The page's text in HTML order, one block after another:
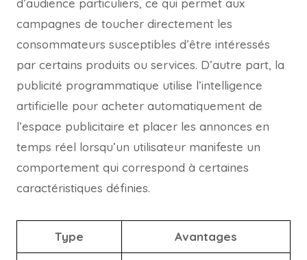
d’audience particuliers, ce qui permet aux
campagnes de toucher directement les
consommateurs susceptibles d’être intéressés
par certains produits ou services. D’autre part, la
publicité programmatique utilise l’intelligence
artificielle pour acheter automatiquement de
l’espace publicitaire et placer les annonces en
temps réel lorsqu’un utilisateur manifeste un
comportement qui correspond à certaines
caractéristiques définies.
Type Avantages